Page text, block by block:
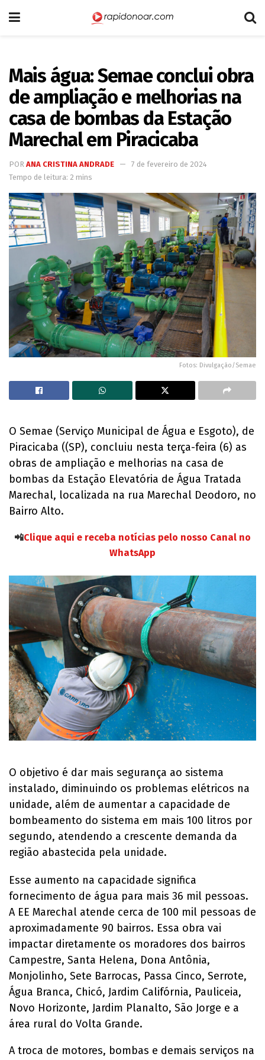
Mais água: Semae conclui obra
de ampliação e melhorias na
casa de bombas da Estação
Marechal em Piracicaba
POR ANA CRISTINA ANDRADE
7 de fevereiro de 2024
Tempo de leitura: 2 mins
Fotos: Divulgação/Semae
O Semae (Serviço Municipal de Água e Esgoto), de
Piracicaba ((SP), concluiu nesta terça-feira (6) as
obras de ampliação e melhorias na casa de
bombas da Estação Elevatória de Água Tratada
Marechal, localizada na rua Marechal Deodoro, no
Bairro Alto.
📲Clique aqui e receba notícias pelo nosso Canal no
WhatsApp
O objetivo é dar mais segurança ao sistema
instalado, diminuindo os problemas elétricos na
unidade, além de aumentar a capacidade de
bombeamento do sistema em mais 100 litros por
segundo, atendendo a crescente demanda da
região abastecida pela unidade.
Esse aumento na capacidade significa
fornecimento de água para mais 36 mil pessoas.
A EE Marechal atende cerca de 100 mil pessoas de
aproximadamente 90 bairros. Essa obra vai
impactar diretamente os moradores dos bairros
Campestre, Santa Helena, Dona Antônia,
Monjolinho, Sete Barrocas, Passa Cinco, Serrote,
Água Branca, Chicó, Jardim Califórnia, Pauliceia,
Novo Horizonte, Jardim Planalto, São Jorge e a
área rural do Volta Grande.
A troca de motores, bombas e demais serviços na